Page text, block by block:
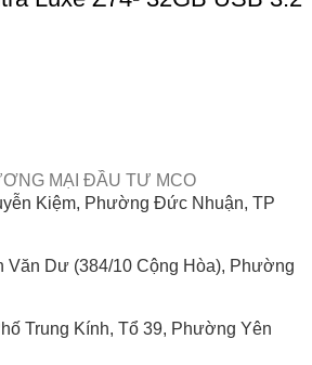
MẠI ĐẦU TƯ MCO
Kiệm, Phường Đức Nhuận, TP
Văn Dư (384/10 Cộng Hòa), Phường
Trung Kính, Tổ 39, Phường Yên